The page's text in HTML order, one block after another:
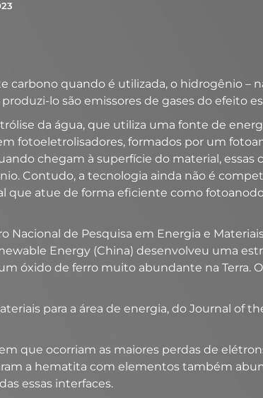
quando é utilizada, o hidrogênio –
lo são emissores de gases do efeito
da água, que utiliza uma fonte de
fotoeletrolisadores, formados por um
chegam à superfície do material, essas
Contudo, a tecnologia ainda não é
que atue de forma eficiente como
de Pesquisa em Energia e Materiais
Energy (China) desenvolveu uma
óxido de ferro muito abundante na Terra.
para a área de energia, do Journal of
que ocorriam as maiores perdas de
a hematita com elementos também
essas interfaces.